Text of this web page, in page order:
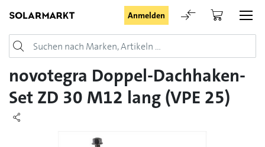
Anmelden
Login
Angemeldet bleiben
novotegra Doppel-Dachhaken-
Set ZD 30 M12 lang (VPE 25)